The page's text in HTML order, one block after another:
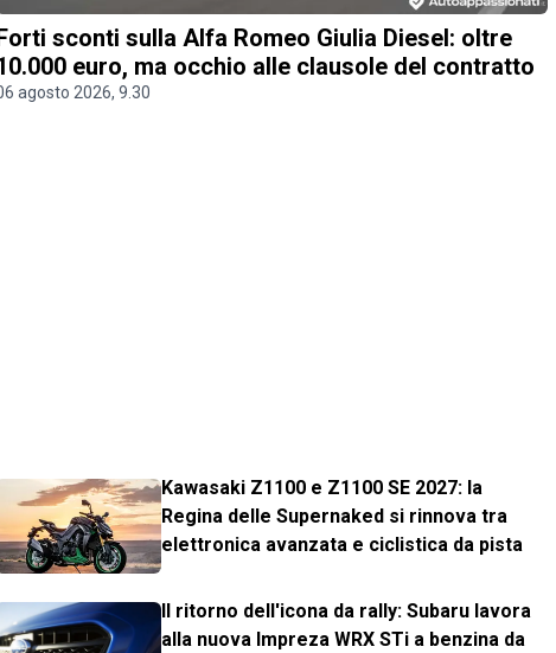
sconti sulla Alfa Romeo Giulia Diesel: oltre
euro, ma occhio alle clausole del contratto
agosto 2026, 9.30
Kawasaki Z1100 e Z1100 SE 2027: la
Regina delle Supernaked si rinnova tra
elettronica avanzata e ciclistica da pista
Il ritorno dell'icona da rally: Subaru lavora
alla nuova Impreza WRX STi a benzina da